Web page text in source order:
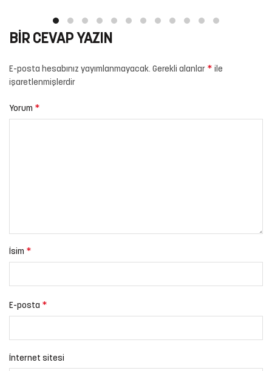
BIR CEVAP YAZIN
E-posta hesabınız yayımlanmayacak. Gerekli alanlar * ile
işaretlenmişlerdir
Yorum *
İsim *
E-posta *
İnternet sitesi